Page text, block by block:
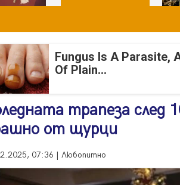
Fungus Is A Parasite,
Of Plain...
трапеза след
от щурци
07:36 | Любопитно